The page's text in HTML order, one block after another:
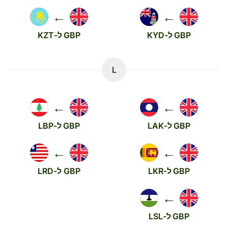
←
GBP ל-KYD
←
GBP ל-KZT
L
←
GBP ל-LAK
←
GBP ל-LBP
←
GBP ל-LKR
←
GBP ל-LRD
←
GBP ל-LSL